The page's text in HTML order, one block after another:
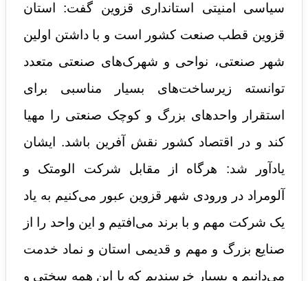
سیاسی امنیتی استانداری قزوین گفت: استان
قزوین قطب صنعت کشور است و با داشتن اولین
شهر صنعتی، نواحی و شهرک‌های صنعتی متعدد
توانسته زیرساخت‌های بسیار مناسبی برای
استقرار واحدهای بزرگ و کوچک صنعتی را مهیا
کند و در اقتصاد کشور نقش آفرین باشد. ایشان
یادآور شد: هرگاه از مقابل شرکت الومتک و
آلومراد در ورودی شهر قزوین عبور می‌کنیم به یاد
یک شرکت مهم و با برند می‌افتیم و این واحد را از
صنایع بزرگ و مهم و قدیمی استان و نماد خدمت
می‌دانیم و بسیار خرسندیم که با این همه سختی و